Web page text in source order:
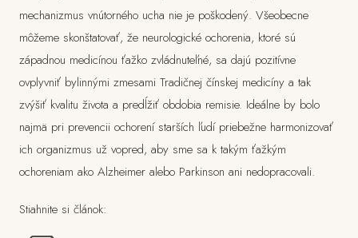
mechanizmus vnútorného ucha nie je poškodený. Všeobecne
môžeme skonštatovať, že neurologické ochorenia, ktoré sú
západnou medicínou ťažko zvládnuteľné, sa dajú pozitívne
ovplyvniť bylinnými zmesami Tradičnej čínskej medicíny a tak
zvýšiť kvalitu života a predĺžiť obdobia remisie. Ideálne by bolo
najmä pri prevencii ochorení starších ľudí priebežne harmonizovať
ich organizmus už vopred, aby sme sa k takým ťažkým
ochoreniam ako Alzheimer alebo Parkinson ani nedopracovali.
Stiahnite si článok: